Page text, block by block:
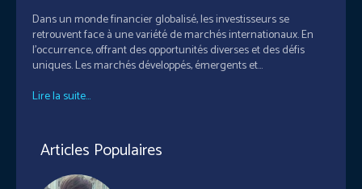
Dans un monde financier globalisé, les investisseurs se
retrouvent face à une variété de marchés internationaux. En
l'occurrence, offrant des opportunités diverses et des défis
uniques. Les marchés développés, émergents et...
Lire la suite...
Articles Populaires